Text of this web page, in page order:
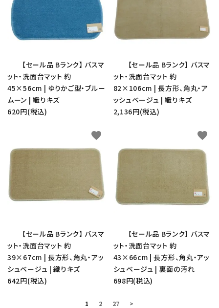
【セール品 Bランク】 バスマ
ット・洗面台マット 約
45×56cm | ゆりかご型・ブルー
ムーン | 織りキズ
620円(税込)
【セール品 Bランク】 バスマ
ット・洗面台マット 約
82×106cm | 長方形、角丸・ア
ッシュベージュ | 織りキズ
2,136円(税込)
【セール品 Bランク】 バスマ
ット・洗面台マット 約
39×67cm | 長方形、角丸・アッ
シュベージュ | 織りキズ
642円(税込)
favorite
【セール品 Bランク】 バスマ
ット・洗面台マット 約
43×66cm | 長方形、角丸・アッ
シュベージュ | 裏面の汚れ
698円(税込)
favorite
1 2 27
>